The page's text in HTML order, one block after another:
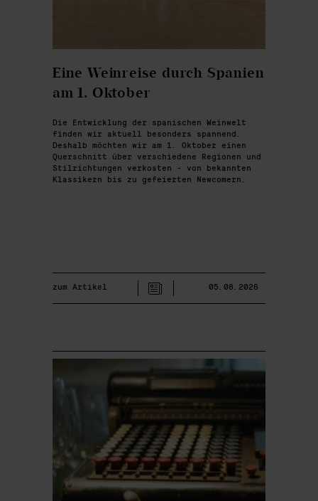
Eine Weinreise durch Spanien
am 1. Oktober
Die Entwicklung der spanischen Weinwelt
finden wir aktuell besonders spannend.
Deshalb möchten wir am 1. Oktober einen
Querschnitt über verschiedene Regionen und
Stilrichtungen verkosten - von bekannten
Klassikern bis zu gefeierten Newcomern.
zum Artikel 05.08.2026